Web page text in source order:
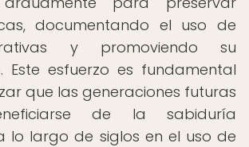
documentando el uso de
y promoviendo su
Este esfuerzo es fundamental
que las generaciones futuras
de la sabiduría
lo largo de siglos en el uso de